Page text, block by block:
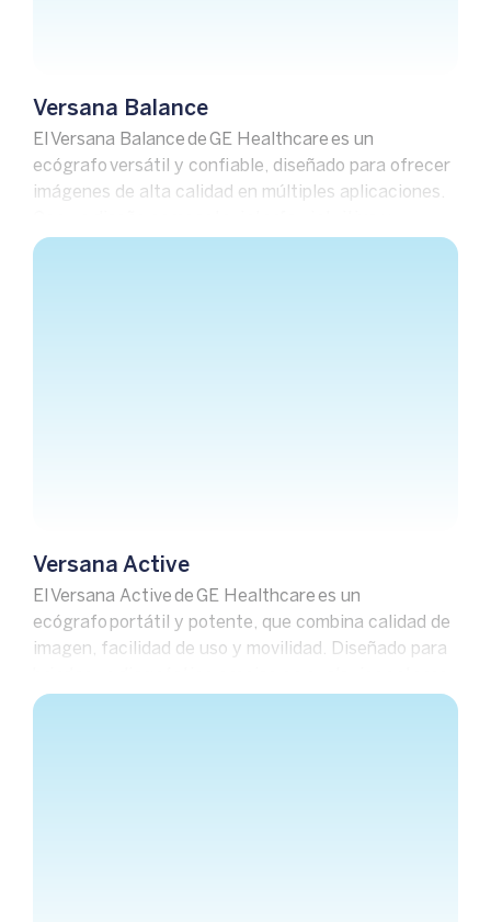
Versana Balance
El Versana Balance de GE Healthcare es un
ecógrafo versátil y confiable, diseñado para ofrecer
imágenes de alta calidad en múltiples aplicaciones.
herramientas avanzadas, es la opción ideal para un
Versana Active
El Versana Active de GE Healthcare es un
ecógrafo portátil y potente, que combina calidad de
imagen, facilidad de uso y movilidad. Diseñado para
es la solución ideal para profesionales que buscan